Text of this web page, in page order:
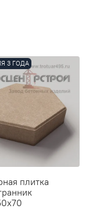
3 ГОДА
плитка